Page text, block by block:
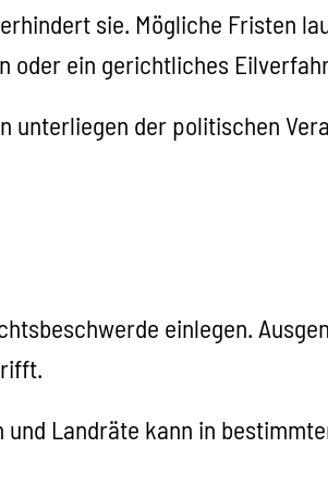
sie. Mögliche Fristen
ein gerichtliches
unterliegen der politischen
einlegen.
Landräte kann in